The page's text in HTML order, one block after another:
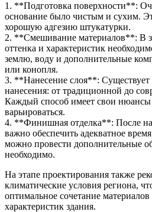
1. **Подготовка поверхности**:
основание было чистым и сухим.
хорошую адгезию штукатурки.
2. **Смешивание материалов**: В
оттенка и характеристик
землю, воду и дополнительные
или конопля.
3. **Нанесение слоя**: Существует
нанесения: от традиционной до
Каждый способ имеет свои
варьироваться.
4. **Финишная отделка**: После
важно обеспечить адекватное
можно провести дополнительные
необходимо.
На этапе проектирования также
климатические условия региона,
оптимальное сочетание
характеристик здания.